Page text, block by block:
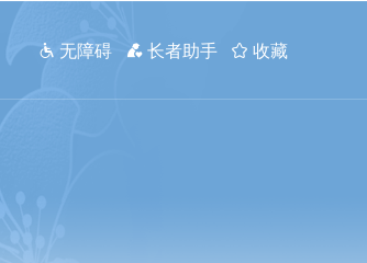
 无障碍  长者助手  收藏